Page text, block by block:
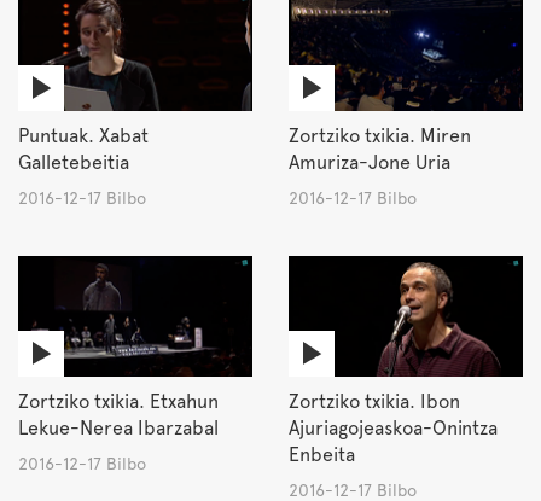
Puntuak. Xabat
Galletebeitia
2016-12-17 Bilbo
Zortziko txikia. Miren
Amuriza-Jone Uria
2016-12-17 Bilbo
Zortziko txikia. Etxahun
Lekue-Nerea Ibarzabal
2016-12-17 Bilbo
Zortziko txikia. Ibon
Ajuriagojeaskoa-Onintza
Enbeita
2016-12-17 Bilbo